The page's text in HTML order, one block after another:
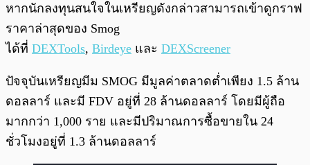
หากนักลงทุนสนใจในเหรียญดังกล่าวสามารถเข้าดูกราฟ
ราคาล่าสุดของ Smog
ได้ที่ DEXTools, Birdeye และ DEXScreener
ปัจจุบันเหรียญมีม SMOG มีมูลค่าตลาดต่ำเพียง 1.5 ล้าน
ดอลลาร์ และมี FDV อยู่ที่ 28 ล้านดอลลาร์ โดยมีผู้ถือ
มากกว่า 1,000 ราย และมีปริมาณการซื้อขายใน 24
ชั่วโมงอยู่ที่ 1.3 ล้านดอลลาร์